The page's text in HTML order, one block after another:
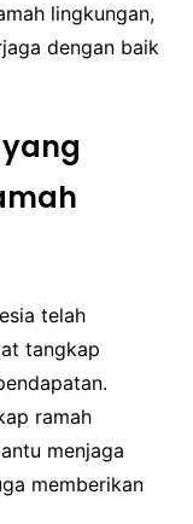
lingkungan,
dengan baik
telah
tangkap
ramah
menjaga
memberikan